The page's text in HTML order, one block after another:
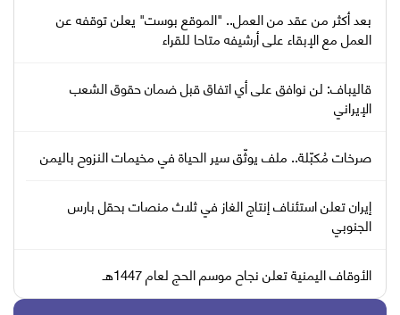
بعد أكثر من عقد من العمل.. "الموقع بوست" يعلن توقفه عن
العمل مع الإبقاء على أرشيفه متاحا للقراء
قاليباف: لن نوافق على أي اتفاق قبل ضمان حقوق الشعب
الإيراني
صرخات مُكبّلة.. ملف يوثّق سير الحياة في مخيمات النزوح باليمن
إيران تعلن استئناف إنتاج الغاز في ثلاث منصات بحقل بارس
الجنوبي
الأوقاف اليمنية تعلن نجاح موسم الحج لعام 1447هـ